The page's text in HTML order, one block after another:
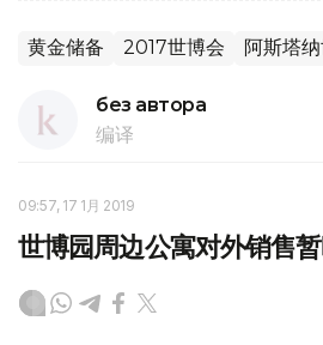
黄金储备 2017世博会 阿斯塔
без автора
编译
09:57, 17 1月 2019
世博园周边公寓对外销售